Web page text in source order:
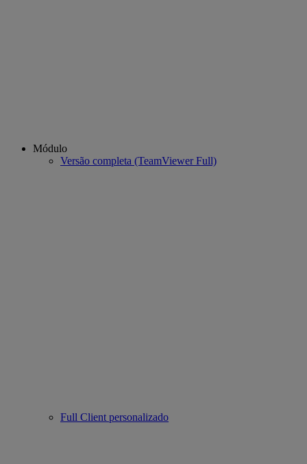
Módulo
Versão completa (TeamViewer Full)
Full Client personalizado